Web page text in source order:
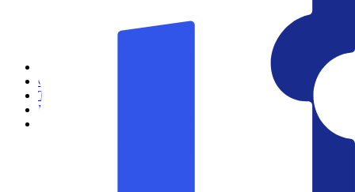
Cinemas
Teatro
Eventos